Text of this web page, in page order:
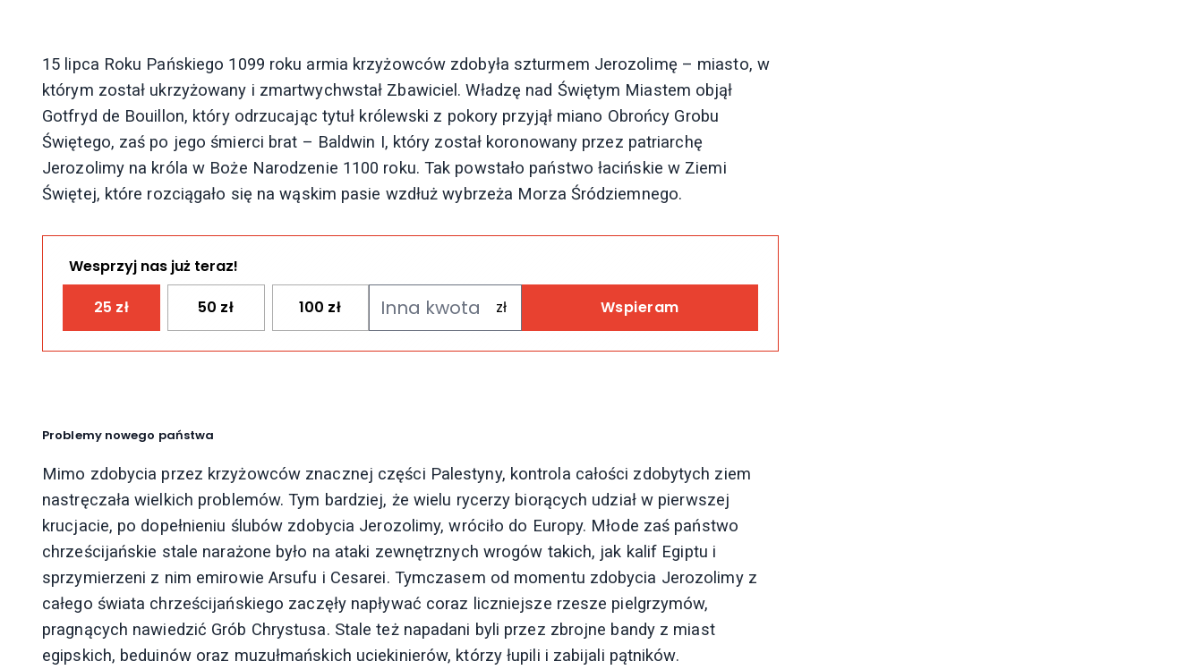
15 lipca Roku Pańskiego 1099 roku armia krzyżowców zdobyła szturmem Jerozolimę – miasto, w
którym został ukrzyżowany i zmartwychwstał Zbawiciel. Władzę nad Świętym Miastem objął
Gotfryd de Bouillon, który odrzucając tytuł królewski z pokory przyjął miano Obrońcy Grobu
Świętego, zaś po jego śmierci brat – Baldwin I, który został koronowany przez patriarchę
Jerozolimy na króla w Boże Narodzenie 1100 roku. Tak powstało państwo łacińskie w Ziemi
Świętej, które rozciągało się na wąskim pasie wzdłuż wybrzeża Morza Śródziemnego.
Wesprzyj nas już teraz!
25 zł 50 zł 100 zł Wspieram
Problemy nowego państwa
Mimo zdobycia przez krzyżowców znacznej części Palestyny, kontrola całości zdobytych ziem
nastręczała wielkich problemów. Tym bardziej, że wielu rycerzy biorących udział w pierwszej
krucjacie, po dopełnieniu ślubów zdobycia Jerozolimy, wróciło do Europy. Młode zaś państwo
chrześcijańskie stale narażone było na ataki zewnętrznych wrogów takich, jak kalif Egiptu i
sprzymierzeni z nim emirowie Arsufu i Cesarei. Tymczasem od momentu zdobycia Jerozolimy z
całego świata chrześcijańskiego zaczęły napływać coraz liczniejsze rzesze pielgrzymów,
pragnących nawiedzić Grób Chrystusa. Stale też napadani byli przez zbrojne bandy z miast
egipskich, beduinów oraz muzułmańskich uciekinierów, którzy łupili i zabijali pątników.